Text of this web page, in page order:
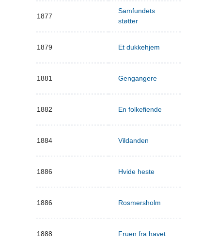
1877
Samfundets
støtter
1879 Et dukkehjem
1881 Gengangere
1882 En folkefiende
1884 Vildanden
1886 Hvide heste
1886 Rosmersholm
1888 Fruen fra havet